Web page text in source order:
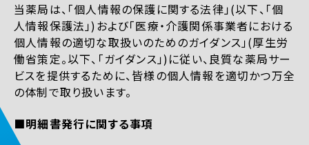
当薬局は、「個人情報の保護に関する法律」(以下、「個
人情報保護法」)および「医療・介護関係事業者における
個人情報の適切な取扱いのためのガイダンス」(厚生労
働省策定。以下、「ガイダンス」)に従い、良質な薬局サー
ビスを提供するために、皆様の個人情報を適切かつ万全
の体制で取り扱います。
■明細書発行に関する事項